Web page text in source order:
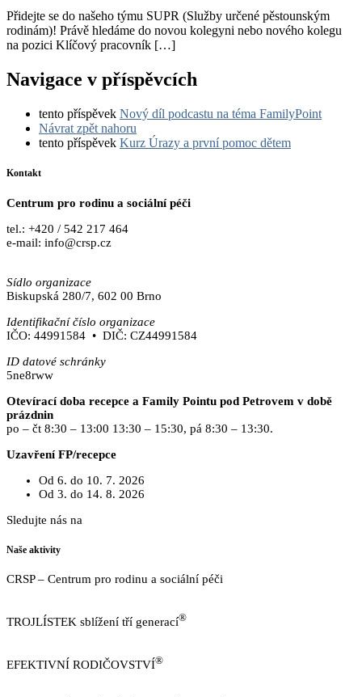
Přidejte se do našeho týmu SUPR (Služby určené pěstounským
rodinám)! Právě hledáme do novou kolegyni nebo nového kolegu
na pozici Klíčový pracovník […]
Navigace v příspěvcích
tento příspěvek Nový díl podcastu na téma FamilyPoint
Návrat zpět nahoru
tento příspěvek Kurz Úrazy a první pomoc dětem
Kontakt
Centrum pro rodinu a sociální péči
tel.: +420 / 542 217 464
e-mail: info@crsp.cz
Sídlo organizace
Biskupská 280/7, 602 00 Brno
Identifikační číslo organizace
IČO: 44991584 • DIČ: CZ44991584
ID datové schránky
5ne8rww
Otevírací doba recepce a Family Pointu pod Petrovem v době
prázdnin
po – čt 8:30 – 13:00 13:30 – 15:30, pá 8:30 – 13:30.
Uzavření FP/recepce
Od 6. do 10. 7. 2026
Od 3. do 14. 8. 2026
Sledujte nás na
Naše aktivity
CRSP – Centrum pro rodinu a sociální péči
TROJLÍSTEK sblížení tří generací®
EFEKTIVNÍ RODIČOVSTVÍ®